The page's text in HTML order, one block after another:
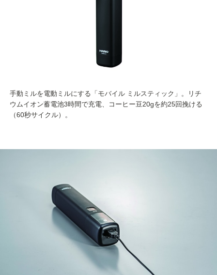
手動ミルを電動ミルにする「モバイル ミルスティック」。リチ
ウムイオン蓄電池3時間で充電、コーヒー豆20gを約25回挽ける
（60秒サイクル）。